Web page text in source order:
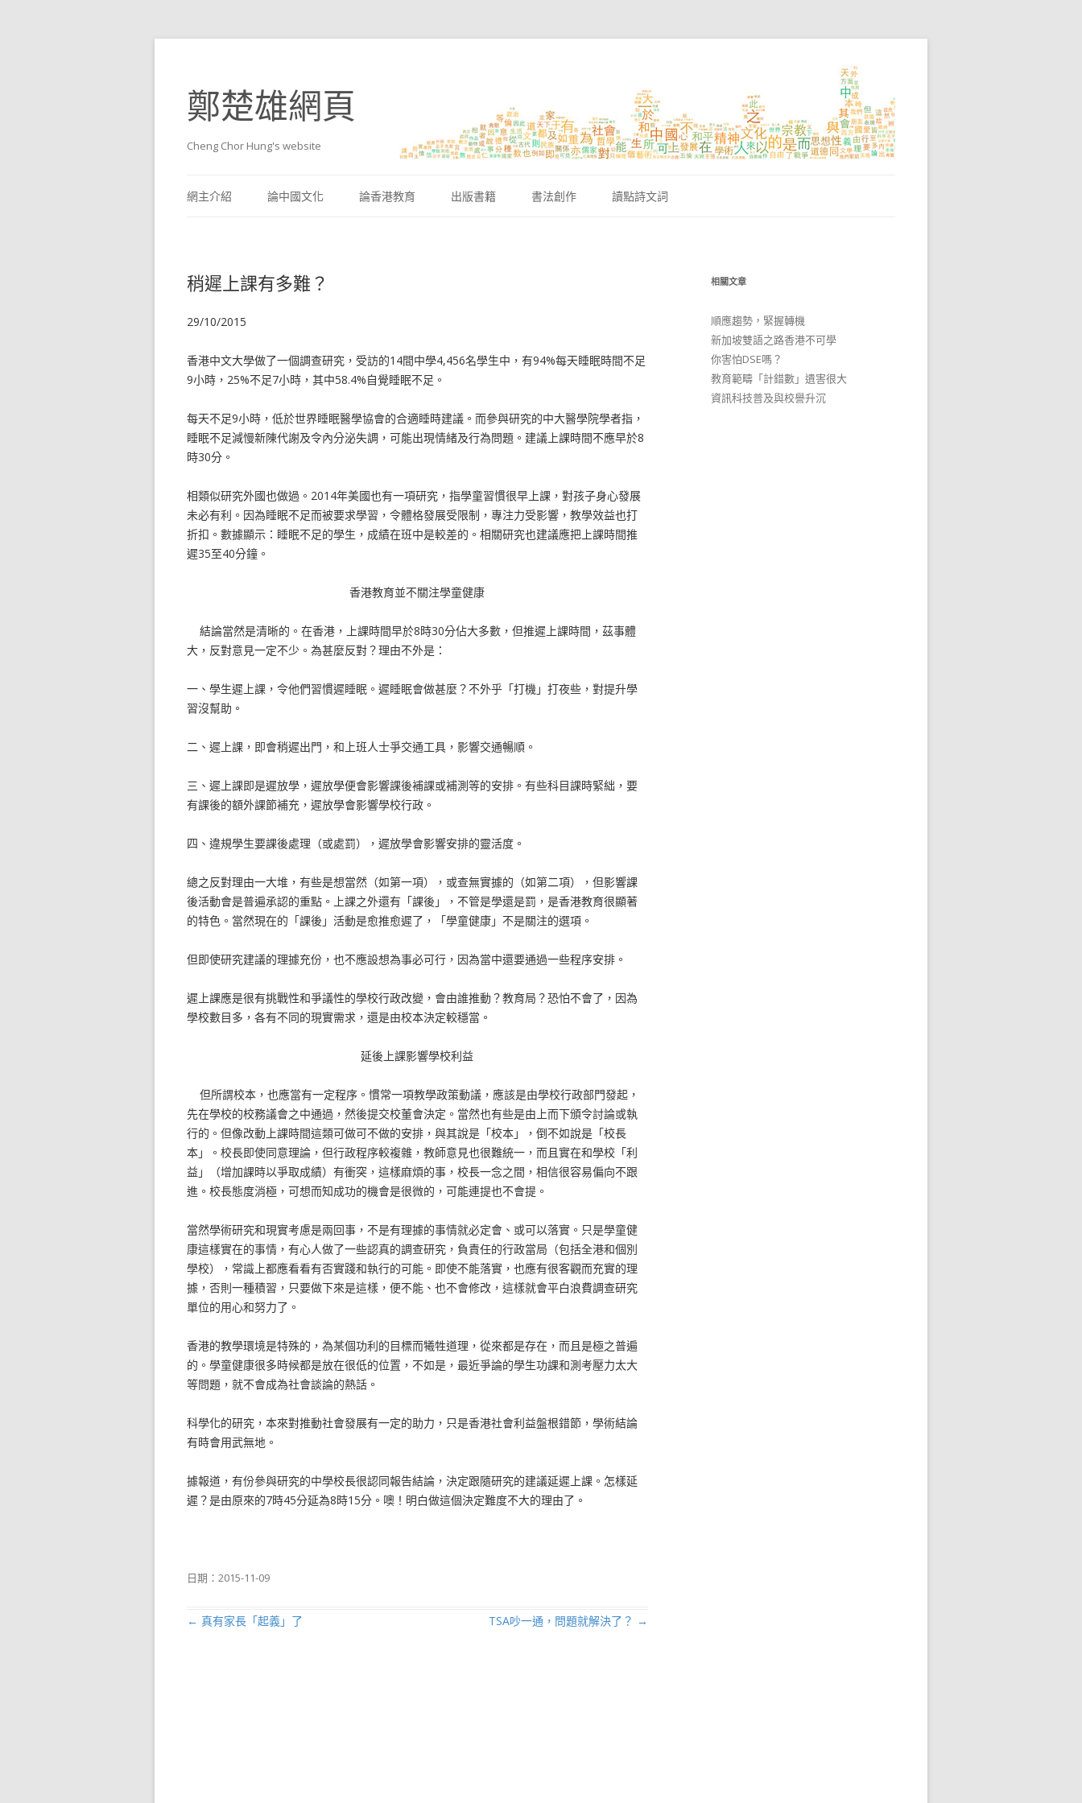
鄭楚雄網頁
Cheng Chor Hung's website
網主介紹
論中國文化 論香港教育 出版書籍 書法創作 讀點詩文詞
稍遲上課有多難？
29/10/2015
香港中文大學做了一個調查研究，受訪的14間中學4,456名學生中，有94%每天睡眠時間不足
9小時，25%不足7小時，其中58.4%自覺睡眠不足。
每天不足9小時，低於世界睡眠醫學協會的合適睡時建議。而參與研究的中大醫學院學者指，
睡眠不足減慢新陳代謝及令內分泌失調，可能出現情緒及行為問題。建議上課時間不應早於8
時30分。
相類似研究外國也做過。2014年美國也有一項研究，指學童習慣很早上課，對孩子身心發展
未必有利。因為睡眠不足而被要求學習，令體格發展受限制，專注力受影響，教學效益也打
折扣。數據顯示：睡眠不足的學生，成績在班中是較差的。相關研究也建議應把上課時間推
遲35至40分鐘。
香港教育並不關注學童健康
結論當然是清晰的。在香港，上課時間早於8時30分佔大多數，但推遲上課時間，茲事體
大，反對意見一定不少。為甚麼反對？理由不外是：
一、學生遲上課，令他們習慣遲睡眠。遲睡眠會做甚麼？不外乎「打機」打夜些，對提升學
習沒幫助。
二、遲上課，即會稍遲出門，和上班人士爭交通工具，影響交通暢順。
三、遲上課即是遲放學，遲放學便會影響課後補課或補測等的安排。有些科目課時緊絀，要
有課後的額外課節補充，遲放學會影響學校行政。
四、違規學生要課後處理（或處罰），遲放學會影響安排的靈活度。
總之反對理由一大堆，有些是想當然（如第一項），或查無實據的（如第二項），但影響課
後活動會是普遍承認的重點。上課之外還有「課後」，不管是學還是罰，是香港教育很顯著
的特色。當然現在的「課後」活動是愈推愈遲了，「學童健康」不是關注的選項。
但即使研究建議的理據充份，也不應設想為事必可行，因為當中還要通過一些程序安排。
遲上課應是很有挑戰性和爭議性的學校行政改變，會由誰推動？教育局？恐怕不會了，因為
學校數目多，各有不同的現實需求，還是由校本決定較穩當。
延後上課影響學校利益
但所謂校本，也應當有一定程序。慣常一項教學政策動議，應該是由學校行政部門發起，
先在學校的校務議會之中通過，然後提交校董會決定。當然也有些是由上而下頒令討論或執
行的。但像改動上課時間這類可做可不做的安排，與其說是「校本」，倒不如說是「校長
本」。校長即使同意理論，但行政程序較複雜，教師意見也很難統一，而且實在和學校「利
益」（增加課時以爭取成績）有衝突，這樣麻煩的事，校長一念之間，相信很容易偏向不跟
進。校長態度消極，可想而知成功的機會是很微的，可能連提也不會提。
當然學術研究和現實考慮是兩回事，不是有理據的事情就必定會、或可以落實。只是學童健
康這樣實在的事情，有心人做了一些認真的調查研究，負責任的行政當局（包括全港和個別
學校），常識上都應看看有否實踐和執行的可能。即使不能落實，也應有很客觀而充實的理
據，否則一種積習，只要做下來是這樣，便不能、也不會修改，這樣就會平白浪費調查研究
單位的用心和努力了。
香港的教學環境是特殊的，為某個功利的目標而犧牲道理，從來都是存在，而且是極之普遍
的。學童健康很多時候都是放在很低的位置，不如是，最近爭論的學生功課和測考壓力太大
等問題，就不會成為社會談論的熱話。
科學化的研究，本來對推動社會發展有一定的助力，只是香港社會利益盤根錯節，學術結論
有時會用武無地。
據報道，有份參與研究的中學校長很認同報告結論，決定跟隨研究的建議延遲上課。怎樣延
遲？是由原來的7時45分延為8時15分。噢！明白做這個決定難度不大的理由了。
日期： 2015-11-09
文章導航列
← 真有家長「起義」了 TSA吵一通，問題就解決了？ →
相關文章
順應趨勢，緊握轉機
新加坡雙語之路香港不可學
你害怕DSE嗎？
教育範疇「計錯數」遺害很大
資訊科技普及與校譽升沉